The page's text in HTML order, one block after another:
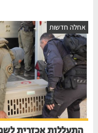
אחלה חדשות